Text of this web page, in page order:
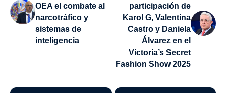
OEA el combate al
narcotráfico y
sistemas de
inteligencia
participación de
Karol G, Valentina
Castro y Daniela
Álvarez en el
Victoria’s Secret
Fashion Show 2025